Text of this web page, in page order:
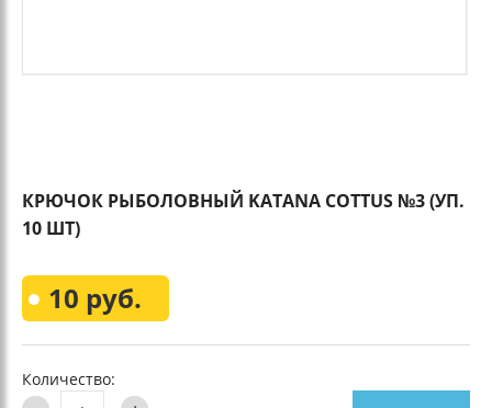
КРЮЧОК РЫБОЛОВНЫЙ KATANA COTTUS №3 (УП.
10 ШТ)
10 руб.
Количество: